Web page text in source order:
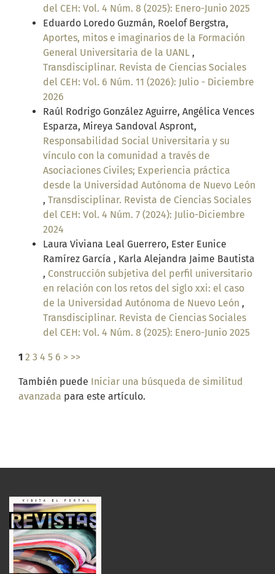
del CEH: Vol. 4 Núm. 8 (2025): Enero-Junio 2025
Eduardo Loredo Guzmán, Roelof Bergstra,
Aportes, mitos e imaginarios de la Formación
General Universitaria de la UANL ,
Transdisciplinar. Revista de Ciencias Sociales
del CEH: Vol. 6 Núm. 11 (2026): Julio - Diciembre
2026
Raúl Rodrigo González Aguirre, Angélica Vences
Esparza, Mireya Sandoval Aspront,
Responsabilidad Social Universitaria y su
vínculo con la comunidad a través de
Asociaciones Civiles; Experiencia práctica
desde la Universidad Autónoma de Nuevo León
, Transdisciplinar. Revista de Ciencias Sociales
del CEH: Vol. 4 Núm. 7 (2024): Julio-Diciembre
2024
Laura Viviana Leal Guerrero, Ester Eunice
Ramírez García , Karla Alejandra Jaime Bautista
, Construcción subjetiva del perfil universitario
en relación con los retos del siglo xxi: el caso
de la Universidad Autónoma de Nuevo León ,
Transdisciplinar. Revista de Ciencias Sociales
del CEH: Vol. 4 Núm. 8 (2025): Enero-Junio 2025
1 2 3 4 5 6 > >>
También puede Iniciar una búsqueda de similitud
avanzada para este artículo.